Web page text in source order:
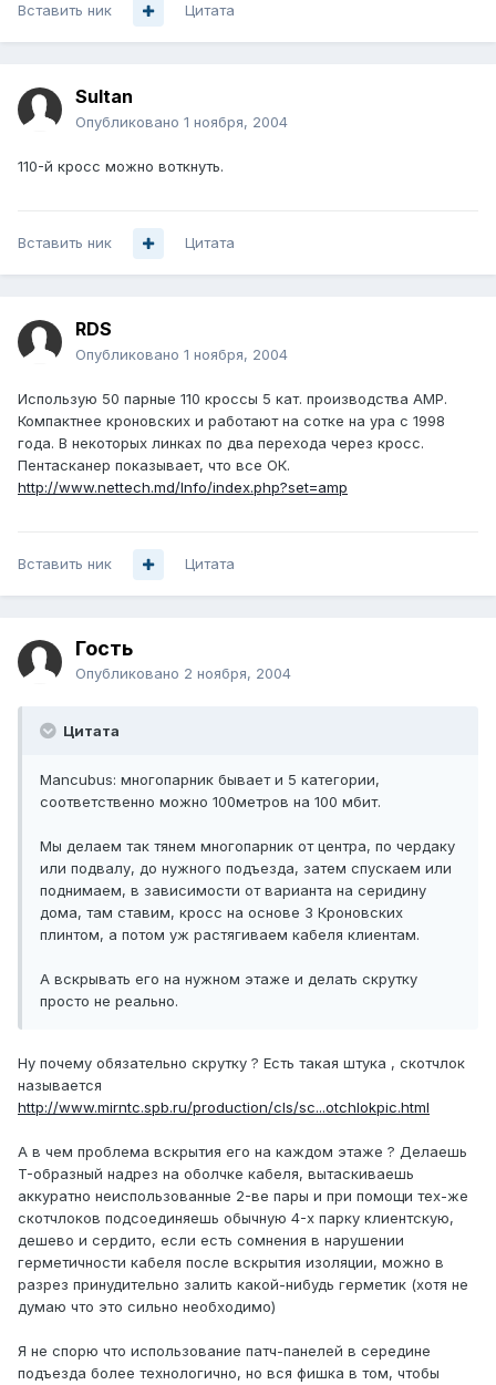
Вставить ник Цитата
Sultan
Опубликовано 1 ноября, 2004
110-й кросс можно воткнуть.
Вставить ник Цитата
RDS
Опубликовано 1 ноября, 2004
Использую 50 парные 110 кроссы 5 кат. производства АМР.
Компактнее кроновских и работают на сотке на ура с 1998
года. В некоторых линках по два перехода через кросс.
Пентасканер показывает, что все ОК.
http://www.nettech.md/Info/index.php?set=amp
Вставить ник Цитата
Гость
Опубликовано 2 ноября, 2004
Цитата
Mancubus: многопарник бывает и 5 категории,
соответственно можно 100метров на 100 мбит.
Мы делаем так тянем многопарник от центра, по чердаку
или подвалу, до нужного подъезда, затем спускаем или
поднимаем, в зависимости от варианта на серидину
дома, там ставим, кросс на основе 3 Кроновских
плинтом, а потом уж растягиваем кабеля клиентам.
А вскрывать его на нужном этаже и делать скрутку
просто не реально.
Ну почему обязательно скрутку ? Есть такая штука , скотчлок
называется
http://www.mirntc.spb.ru/production/cls/sc...otchlokpic.html
А в чем проблема вскрытия его на каждом этаже ? Делаешь
T-образный надрез на оболчке кабеля, вытаскиваешь
аккуратно неиспользованные 2-ве пары и при помощи тех-же
скотчлоков подсоединяешь обычную 4-х парку клиентскую,
дешево и сердито, если есть сомнения в нарушении
герметичности кабеля после вскрытия изоляции, можно в
разрез принудительно залить какой-нибудь герметик (хотя не
думаю что это сильно необходимо)
Я не спорю что использование патч-панелей в середине
подъезда более технологично, но вся фишка в том, чтобы